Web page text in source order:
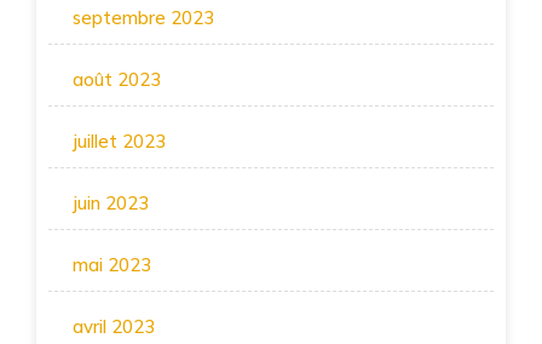
septembre 2023
août 2023
juillet 2023
juin 2023
mai 2023
avril 2023